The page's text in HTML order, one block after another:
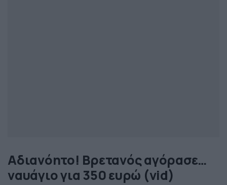
Αδιανόητο! Βρετανός αγόρασε…
ναυάγιο για 350 ευρώ (vid)